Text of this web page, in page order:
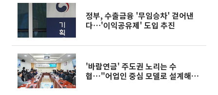
정부, 수출금융 '무임승차' 걷어낸
다⋯'이익공유제' 도입 추진
'바람연금' 주도권 노리는 수
협…"어업인 중심 모델로 설계해